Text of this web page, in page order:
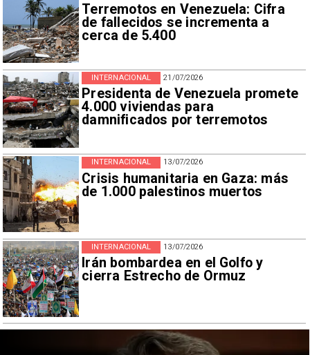
Terremotos en Venezuela: Cifra
de fallecidos se incrementa a
cerca de 5.400
21/07/2026
Presidenta de Venezuela promete
4.000 viviendas para
damnificados por terremotos
INTERNACIONAL
13/07/2026
Crisis humanitaria en Gaza: más
de 1.000 palestinos muertos
INTERNACIONAL
13/07/2026
Irán bombardea en el Golfo y
cierra Estrecho de Ormuz
INTERNACIONAL